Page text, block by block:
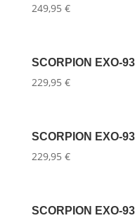
249,95 €
SCORPION EXO-
229,95 €
SCORPION EXO-
229,95 €
SCORPION EXO-